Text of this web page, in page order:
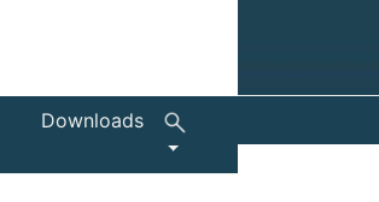
Downloads